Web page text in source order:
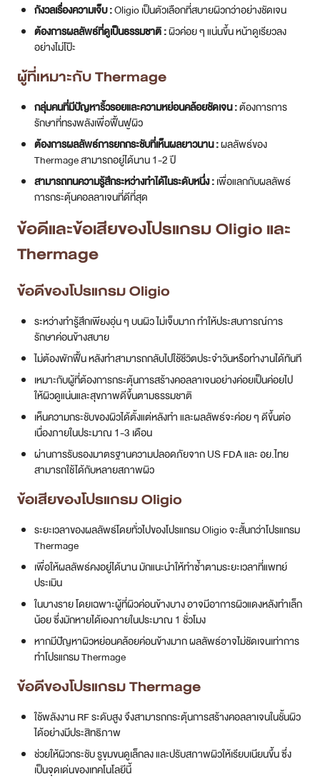
กังวลเรื่องความเจ็บ :Oligio เป็นตัวเลือกที่สบายผิวกว่าอย่างชัดเจน
ต้องการผลลัพธ์ที่ดูเป็นธรรมชาติ :ผิวค่อย ๆ แน่นขึ้น หน้าดูเรียวลง
อย่างไม่โป๊ะ
ผู้ที่เหมาะกับ Thermage
กลุ่มคนที่มีปัญหาริ้วรอยและความหย่อนคล้อยชัดเจน :ต้องการการ
รักษาที่ทรงพลังเพื่อฟื้นฟูผิว
ต้องการผลลัพธ์การยกกระชับที่เห็นผลยาวนาน :ผลลัพธ์ของ
Thermage สามารถอยู่ได้นาน 1-2 ปี
สามารถทนความรู้สึกระหว่างทำได้ในระดับหนึ่ง :เพื่อแลกกับผลลัพธ์
การกระตุ้นคอลลาเจนที่ดีที่สุด
ข้อดีและข้อเสียของโปรแกรม Oligioและ
Thermage
ข้อดีของโปรแกรม Oligio
ระหว่างทำรู้สึกเพียงอุ่น ๆ บนผิว ไม่เจ็บมาก ทำให้ประสบการณ์การ
รักษาค่อนข้างสบาย
ไม่ต้องพักฟื้น หลังทำสามารถกลับไปใช้ชีวิตประจำวันหรือทำงานได้ทันที
เหมาะกับผู้ที่ต้องการกระตุ้นการสร้างคอลลาเจนอย่างค่อยเป็นค่อยไป
ให้ผิวดูแน่นและสุขภาพดีขึ้นตามธรรมชาติ
เห็นความกระชับของผิวได้ตั้งแต่หลังทำ และผลลัพธ์จะค่อย ๆ ดีขึ้นต่อ
เนื่องภายในประมาณ 1-3 เดือน
ผ่านการรับรองมาตรฐานความปลอดภัยจาก US FDA และ อย.ไทย
สามารถใช้ได้กับหลายสภาพผิว
ข้อเสียของโปรแกรม Oligio
ระยะเวลาของผลลัพธ์โดยทั่วไปของโปรแกรม Oligio จะสั้นกว่าโปรแกรม
Thermage
เพื่อให้ผลลัพธ์คงอยู่ได้นาน มักแนะนำให้ทำซ้ำตามระยะเวลาที่แพทย์
ประเมิน
ในบางราย โดยเฉพาะผู้ที่ผิวค่อนข้างบาง อาจมีอาการผิวแดงหลังทำเล็ก
น้อย ซึ่งมักหายได้เองภายในประมาณ 1 ชั่วโมง
หากมีปัญหาผิวหย่อนคล้อยค่อนข้างมาก ผลลัพธ์อาจไม่ชัดเจนเท่าการ
ทำโปรแกรม Thermage
ข้อดีของโปรแกรมThermage
ใช้พลังงาน RF ระดับสูง จึงสามารถกระตุ้นการสร้างคอลลาเจนในชั้นผิว
ได้อย่างมีประสิทธิภาพ
ช่วยให้ผิวกระชับ รูขุมขนดูเล็กลง และปรับสภาพผิวให้เรียบเนียนขึ้น ซึ่ง
เป็นจุดเด่นของเทคโนโลยีนี้